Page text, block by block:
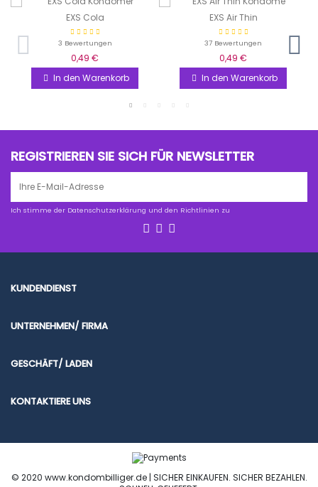
EXS Cola
3 Bewertungen
0,49 €
In den Warenkorb
EXS Air Thin
37 Bewertungen
0,49 €
In den Warenkorb
REGISTRIEREN SIE SICH FÜR NEWSLETTER
Ich stimme der Datenschutzerklärung und den Richtlinien zu
KUNDENDIENST
UNTERNEHMEN/ FIRMA
GESCHÄFT/ LADEN
KONTAKTIERE UNS
© 2020 www.kondombilliger.de | SICHER EINKAUFEN. SICHER BEZAHLEN.